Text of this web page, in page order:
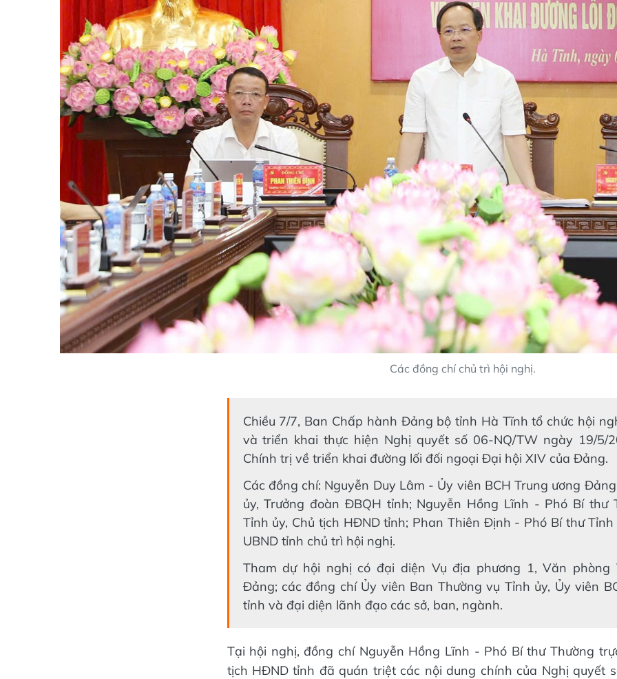
Các đồng chí chủ trì hội nghị.
Chiều 7/7, Ban Chấp hành Đảng bộ tỉnh Hà Tĩnh tổ chức hội
và triển khai thực hiện Nghị quyết số 06-NQ/TW ngày 19/5/
Chính trị về triển khai đường lối đối ngoại Đại hội XIV của Đảng.
Các đồng chí: Nguyễn Duy Lâm - Ủy viên BCH Trung ương
ủy, Trưởng đoàn ĐBQH tỉnh; Nguyễn Hồng Lĩnh - Phó Bí thư
Tỉnh ủy, Chủ tịch HĐND tỉnh; Phan Thiên Định - Phó Bí thư Tỉnh
UBND tỉnh chủ trì hội nghị.
Tham dự hội nghị có đại diện Vụ địa phương 1, Văn phòng
Đảng; các đồng chí Ủy viên Ban Thường vụ Tỉnh ủy, Ủy viên
tỉnh và đại diện lãnh đạo các sở, ban, ngành.
Tại hội nghị, đồng chí Nguyễn Hồng Lĩnh - Phó Bí thư Thường
tịch HĐND tỉnh đã quán triệt các nội dung chính của Nghị quyết